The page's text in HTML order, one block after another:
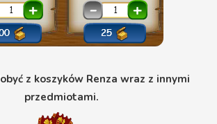
z koszyków Renza wraz z innymi
przedmiotami.